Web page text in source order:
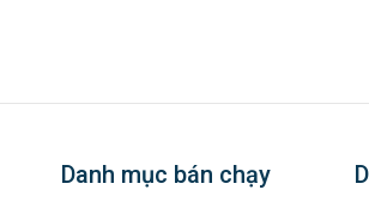
Danh mục bán chạy